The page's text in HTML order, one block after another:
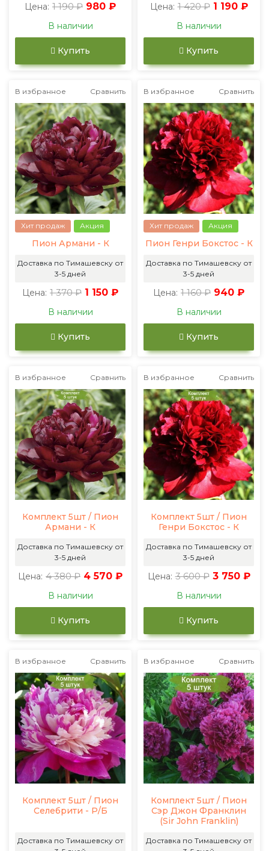
Цена: 1 190 ₽ 980 ₽
В наличии
Купить
Цена: 1 420 ₽ 1 190 ₽
В наличии
Купить
В избранное Сравнить
Хит продаж Акция
Пион Армани - К
Доставка по Тимашевску от
3-5 дней
Цена: 1 370 ₽ 1 150 ₽
В наличии
Купить
В избранное Сравнить
Хит продаж Акция
Пион Генри Бокстос - К
Доставка по Тимашевску от
3-5 дней
Цена: 1 160 ₽ 940 ₽
В наличии
Купить
В избранное Сравнить
Комплект 5шт / Пион
Армани - К
Доставка по Тимашевску от
3-5 дней
Цена: 4 380 ₽ 4 570 ₽
В наличии
Купить
В избранное Сравнить
Комплект 5шт / Пион
Генри Бокстос - К
Доставка по Тимашевску от
3-5 дней
Цена: 3 600 ₽ 3 750 ₽
В наличии
Купить
В избранное Сравнить
Комплект 5шт / Пион
Селебрити - Р/Б
Доставка по Тимашевску от
В избранное Сравнить
Комплект 5шт / Пион
Сэр Джон Франклин
(Sir John Franklin)
Доставка по Тимашевску от